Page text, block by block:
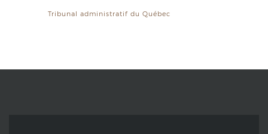
Tribunal administratif du Québec